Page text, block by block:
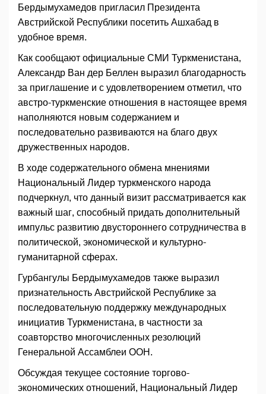
Бердымухамедов пригласил Президента
Австрийской Республики посетить Ашхабад в
удобное время.
Как сообщают официальные СМИ Туркменистана,
Александр Ван дер Беллен выразил благодарность
за приглашение и с удовлетворением отметил, что
австро-туркменские отношения в настоящее время
наполняются новым содержанием и
последовательно развиваются на благо двух
дружественных народов.
В ходе содержательного обмена мнениями
Национальный Лидер туркменского народа
подчеркнул, что данный визит рассматривается как
важный шаг, способный придать дополнительный
импульс развитию двустороннего сотрудничества в
политической, экономической и культурно-
гуманитарной сферах.
Гурбангулы Бердымухамедов также выразил
признательность Австрийской Республике за
последовательную поддержку международных
инициатив Туркменистана, в частности за
соавторство многочисленных резолюций
Генеральной Ассамблеи ООН.
Обсуждая текущее состояние торгово-
экономических отношений, Национальный Лидер